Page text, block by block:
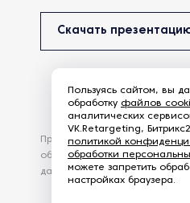
Скачать
Продолжая использовать
обработку файлов Cookies и
данных, в соответствии с
Пользуясь сайтом, вы
обработку файлов
аналитических
VK.Retargeting,
политикой
обработки
можете запретить
настройках браузера.